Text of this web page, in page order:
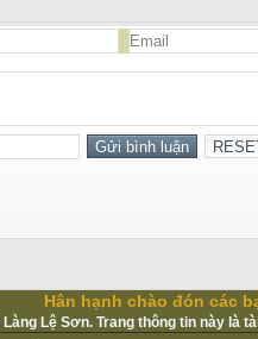
Hân hạnh chào đón các
Lệ Sơn. Trang thông tin này là